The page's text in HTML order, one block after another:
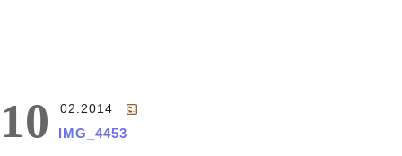
10 02.2014
IMG_4453